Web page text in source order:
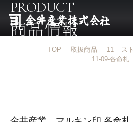
PRODUCT
商品情報
TOP 取扱商品
11 – ス
11-09-各命札